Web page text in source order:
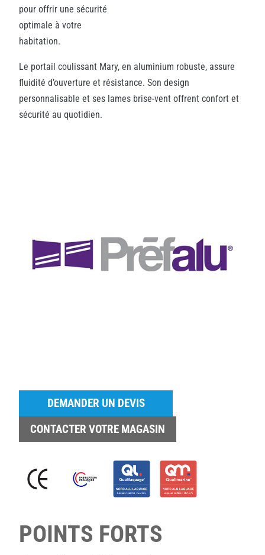
pour offrir une sécurité
optimale à votre
habitation.
Le portail coulissant Mary, en aluminium robuste, assure
fluidité d’ouverture et résistance. Son design
personnalisable et ses lames brise-vent offrent confort et
sécurité au quotidien.
DEMANDER UN DEVIS
CONTACTER VOTRE MAGASIN
POINTS FORTS